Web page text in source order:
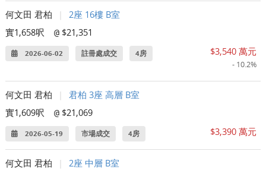
何文田 君柏
2座 16樓 B室
實1,658呎
@ $21,351
2026-06-02 註冊處成交 4房 $3,540 萬元
- 10.2%
何文田 君柏
君柏 3座 高層 B室
實1,609呎
@ $21,069
2026-05-19 市場成交 4房 $3,390 萬元
何文田 君柏
2座 中層 B室